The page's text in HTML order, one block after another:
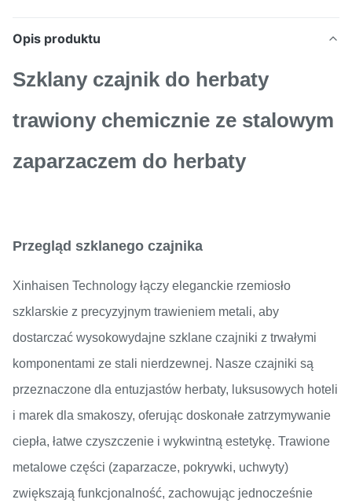
Opis produktu
Szklany czajnik do herbaty
trawiony chemicznie ze stalowym
zaparzaczem do herbaty
Przegląd szklanego czajnika
Xinhaisen Technology łączy eleganckie rzemiosło
szklarskie z precyzyjnym trawieniem metali, aby
dostarczać wysokowydajne szklane czajniki z trwałymi
komponentami ze stali nierdzewnej. Nasze czajniki są
przeznaczone dla entuzjastów herbaty, luksusowych hoteli
i marek dla smakoszy, oferując doskonałe zatrzymywanie
ciepła, łatwe czyszczenie i wykwintną estetykę. Trawione
metalowe części (zaparzacze, pokrywki, uchwyty)
zwiększają funkcjonalność, zachowując jednocześnie